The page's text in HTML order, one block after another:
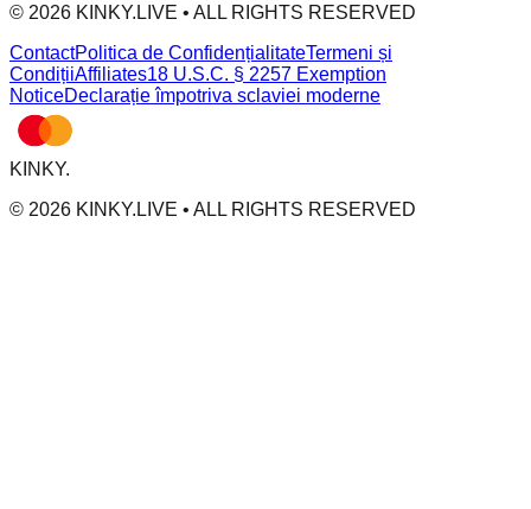
© 2026 KINKY.LIVE • ALL RIGHTS RESERVED
ContactPolitica de ConfidențialitateTermeni și
CondițiiAffiliates18 U.S.C. § 2257 Exemption
NoticeDeclarație împotriva sclaviei moderne
KINKY.
© 2026 KINKY.LIVE • ALL RIGHTS RESERVED